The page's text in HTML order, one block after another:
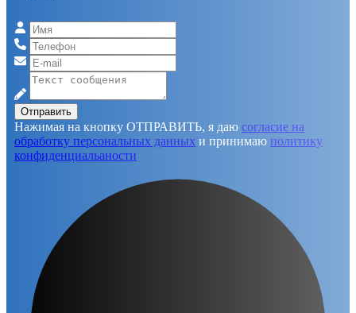
Отправить
Нажимая на кнопку ОТПРАВИТЬ, я даю согласие на
обработку персональных данных и принимаю политику
конфиденциальаности